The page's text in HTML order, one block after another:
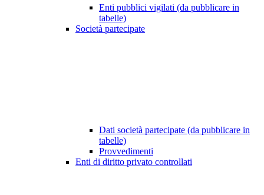
Enti pubblici vigilati (da pubblicare in
tabelle)
Società partecipate
Dati società partecipate (da pubblicare in
tabelle)
Provvedimenti
Enti di diritto privato controllati